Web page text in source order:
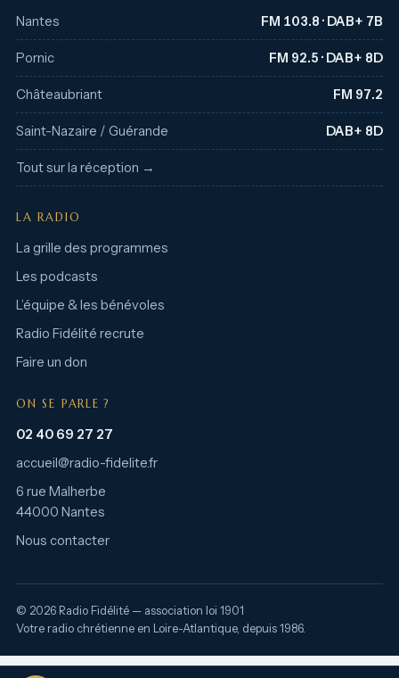
Nantes FM 103.8 · DAB+ 7B
Pornic FM 92.5 · DAB+ 8D
Châteaubriant FM 97.2
Saint-Nazaire / Guérande DAB+ 8D
Tout sur la réception →
LA RADIO
La grille des programmes
Les podcasts
L’équipe & les bénévoles
Radio Fidélité recrute
Faire un don
ON SE PARLE ?
02 40 69 27 27
accueil@radio-fidelite.fr
6 rue Malherbe
44000 Nantes
Nous contacter
© 2026 Radio Fidélité — association loi 1901
Votre radio chrétienne en Loire-Atlantique, depuis 1986.